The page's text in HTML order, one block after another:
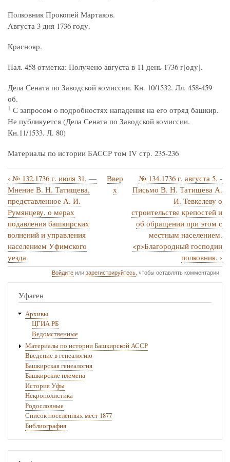
Полковник Прокопей Мартаков.
Августа 3 дня 1736 году.
Краснояр.
Нал. 458 отметка: Получено августа в 11 день 1736 г[оду].
Дела Сената по Заводской комиссии. Кн. 10/1532. Лл. 458-459
об.
1 С запросом о подробностях нападения на его отряд башкир.
Не публикуется (Дела Сената по Заводской комиссии.
Кн.11/1533. Л. 80)
Материалы по истории БАССР том IV стр. 235-236
Перекрёстные
ссылки
книги
для
№
133.
августа
-Доношение
Мартакова
Татищеву
набеге
башкир
‹ № 132.1736 г. июля 31. —
Мнение В. Н. Татищева,
представленное А. И.
Румянцеву, о мерах
подавления башкирских
волнений и управления
населением Уфимского
уезда.
Ввер
х
№ 134.1736 г. августа 5. -
Письмо В. Н. Татищева А.
И. Тевкелеву о
строительстве крепостей и
об обращении при этом с
местным населением.
<p>Благородный господин
полковник. ›
Войдитеилизарегистрируйтесь, чтобы оставлять комментарии
Уфаген
Архивы
ЦГИА РБ
Ведомственные
Материалы по истории Башкирской АССР
Введение в генеалогию
Башкирская генеалогия
Башкирские племена
История Уфы
Некрополистика
Родословные
Список поселенных мест 1877
Библиография